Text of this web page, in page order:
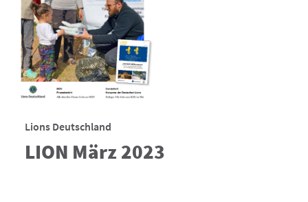
Lions Deutschland
LION März 2023